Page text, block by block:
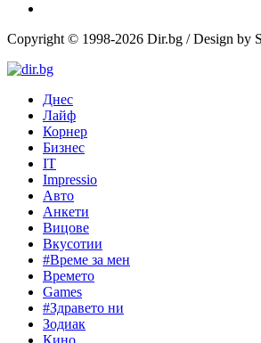
Copyright © 1998-2026 Dir.bg / Design by
Днес
Лайф
Корнер
Бизнес
IT
Impressio
Авто
Анкети
Вицове
Вкусотии
#Време за мен
Времето
Games
#Здравето ни
Зодиак